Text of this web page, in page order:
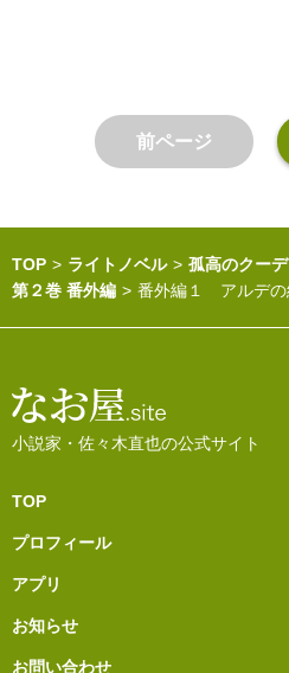
前ページ
TOP ライトノベル
孤高のクー
第２巻 番外編
番外編１ アルデの
小説家・佐々木直也の公式サイト
TOP
プロフィール
アプリ
お知らせ
お問い合わせ